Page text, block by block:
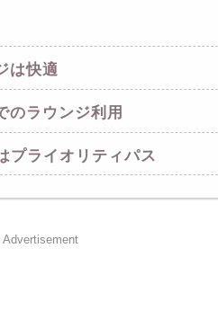
は快適
のラウンジ利用
プライオリティパス
Advertisement